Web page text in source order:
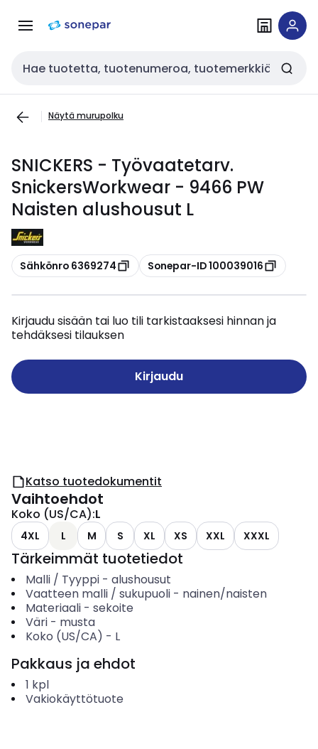
navigointiinsisältöön
Haku
Näytä murupolku
SNICKERS - Työvaatetarv.
SnickersWorkwear - 9466 PW
Naisten alushousut L
Kopioi
Sähkönro 6369274 Kopioi
Sonepar-ID 100039016
Kirjaudu sisään tai luo tili tarkistaaksesi hinnan ja
tehdäksesi tilauksen
Kirjaudu
Katso tuotedokumentit
Vaihtoehdot
Koko (US/CA):L
4XL L M S XL XS XXL XXXL
Tärkeimmät tuotetiedot
Malli / Tyyppi- alushousut
Vaatteen malli / sukupuoli- nainen/naisten
Materiaali- sekoite
Väri- musta
Koko (US/CA) - L
Pakkaus ja ehdot
1 kpl
Vakiokäyttötuote